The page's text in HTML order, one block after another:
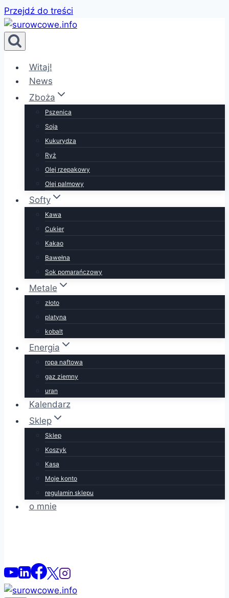
Przejdź do treści
Witaj!
News
Zboża
Pszenica
Soja
Kukurydza
Ryż
Olej rzepakowy
Olej palmowy
Softy
Kawa
Cukier
Kakao
Bawełna
Sok pomarańczowy
Metale
złoto
platyna
kobalt
Energia
ropa naftowa
gaz ziemny
uran
Kalendarz
Sklep
Sklep
Koszyk
Kasa
Moje konto
regulamin sklepu
o mnie